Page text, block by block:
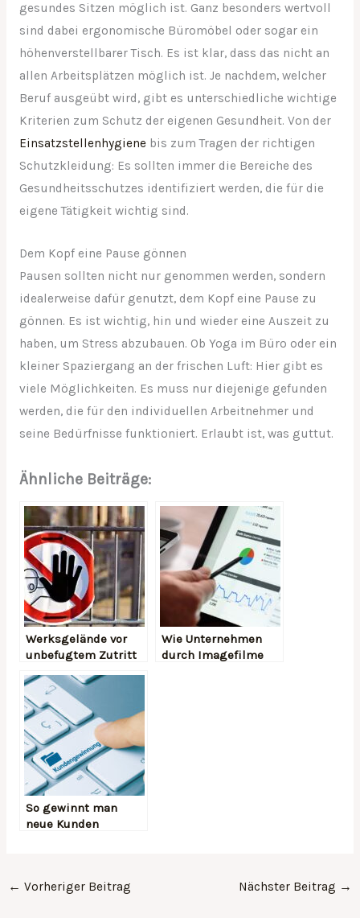
gesundes Sitzen möglich ist. Ganz besonders wertvoll
sind dabei ergonomische Büromöbel oder sogar ein
höhenverstellbarer Tisch. Es ist klar, dass das nicht an
allen Arbeitsplätzen möglich ist. Je nachdem, welcher
Beruf ausgeübt wird, gibt es unterschiedliche wichtige
Kriterien zum Schutz der eigenen Gesundheit. Von der
Einsatzstellenhygienebis zum Tragen der richtigen
Schutzkleidung: Es sollten immer die Bereiche des
Gesundheitsschutzes identifiziert werden, die für die
eigene Tätigkeit wichtig sind.
Dem Kopf eine Pause gönnen
Pausen sollten nicht nur genommen werden, sondern
idealerweise dafür genutzt, dem Kopf eine Pause zu
gönnen. Es ist wichtig, hin und wieder eine Auszeit zu
haben, um Stress abzubauen. Ob Yoga im Büro oder ein
kleiner Spaziergang an der frischen Luft: Hier gibt es
viele Möglichkeiten. Es muss nur diejenige gefunden
werden, die für den individuellen Arbeitnehmer und
seine Bedürfnisse funktioniert. Erlaubt ist, was guttut.
Ähnliche Beiträge:
Werksgelände vor
unbefugtem Zutritt
Wie Unternehmen
durch Imagefilme
So gewinnt man
neue Kunden
← Vorheriger Beitrag Nächster Beitrag →